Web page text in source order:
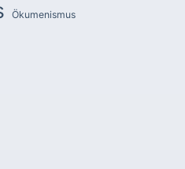
Ökumenismus